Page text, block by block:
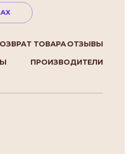
ТОВАРАОТЗЫВЫ
ПРОИЗВОДИТЕЛИ